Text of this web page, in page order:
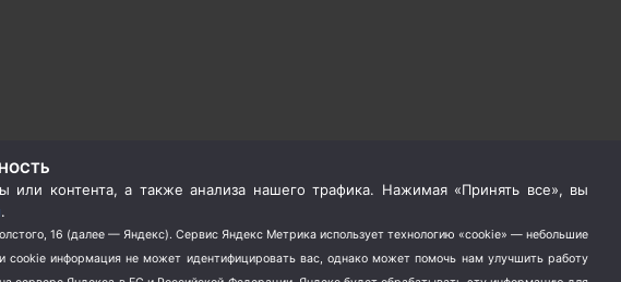
контента, а также анализа нашего трафика. Нажимая «Принять все», вы
.
16 (далее — Яндекс). Сервис Яндекс Метрика использует технологию «cookie» — небольшие
cookie информация не может идентифицировать вас, однако может помочь нам улучшить работу